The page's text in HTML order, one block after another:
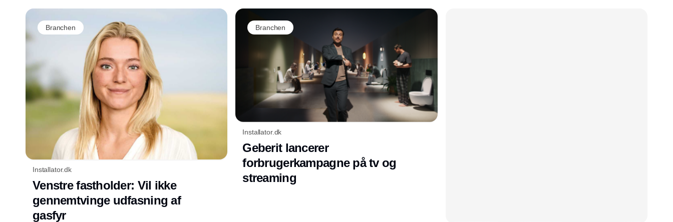
Branchen
Installator.dk
Venstre fastholder: Vil ikke
gennemtvinge udfasning af
gasfyr
Branchen
Installator.dk
Geberit lancerer
forbrugerkampagne på tv og
streaming